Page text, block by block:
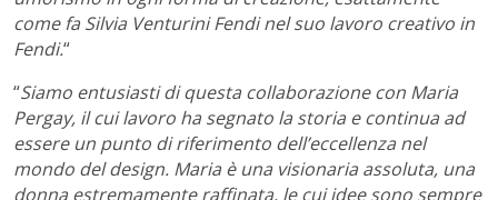
come fa Silvia Venturini Fendi nel suo lavoro creativo in
Fendi.“
“Siamo entusiasti di questa collaborazione con Maria
Pergay, il cui lavoro ha segnato la storia e continua ad
essere un punto di riferimento dell’eccellenza nel
mondo del design. Maria è una visionaria assoluta, una
donna estremamente raffinata, le cui idee sono sempre